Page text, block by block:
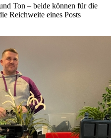
Ton – beide können für die
Reichweite eines Posts